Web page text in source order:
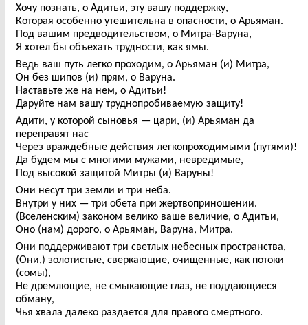
Хочу познать, о Адитьи, эту вашу поддержку,
Которая особенно утешительна в опасности, о Арьяман.
Под вашим предводительством, о Митра-Варуна,
Я хотел бы объехать трудности, как ямы.
Ведь ваш путь легко проходим, о Арьяман (и) Митра,
Он без шипов (и) прям, о Варуна.
Наставьте же на нем, о Адитьи!
Даруйте нам вашу труднопробиваемую защиту!
Адити, у которой сыновья — цари, (и) Арьяман да
переправят нас
Через враждебные действия легкопроходимыми (путями)!
Да будем мы с многими мужами, невредимые,
Под высокой защитой Митры (и) Варуны!
Они несут три земли и три неба.
Внутри у них — три обета при жертвоприношении.
(Вселенским) законом велико ваше величие, о Адитьи,
Оно (нам) дорого, о Арьяман, Варуна, Митра.
Они поддерживают три светлых небесных пространства,
(Они,) золотистые, сверкающие, очищенные, как потоки
(сомы),
Не дремлющие, не смыкающие глаз, не поддающиеся
обману,
Чья хвала далеко раздается для правого смертного.